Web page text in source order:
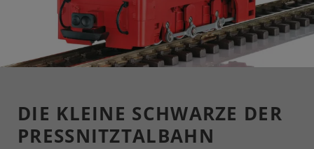
DIE KLEINE SCHWARZE DER
PRESSNITZTALBAHN